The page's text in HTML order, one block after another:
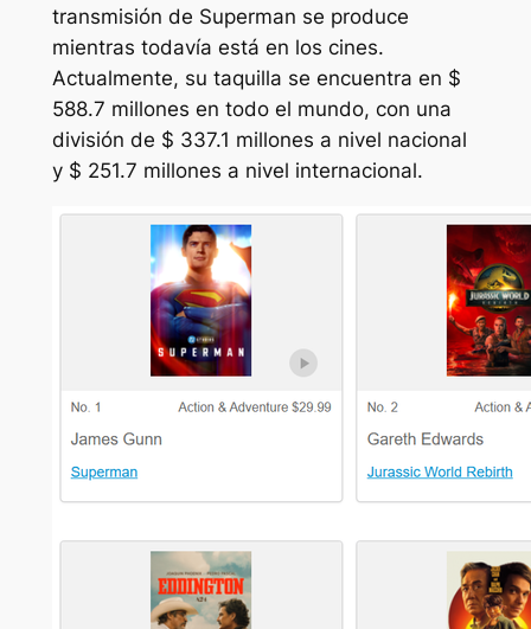
transmisión de Superman se produce
mientras todavía está en los cines.
Actualmente, su taquilla se encuentra en $
588.7 millones en todo el mundo, con una
división de $ 337.1 millones a nivel nacional
y $ 251.7 millones a nivel internacional.